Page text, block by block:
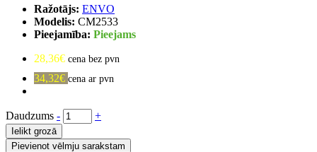
Ražotājs: ENVO
Modelis: CM2533
Pieejamība: Pieejams
28,36€ cena bez pvn
34,32€ cena ar pvn
Daudzums - +
Ielikt grozā
Pievienot vēlmju sarakstam